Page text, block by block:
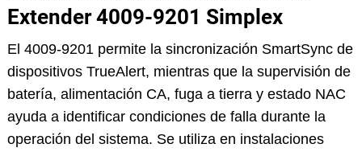
Extender 4009-9201 Simplex
El 4009-9201 permite la sincronización SmartSync de
dispositivos TrueAlert, mientras que la supervisión de
batería, alimentación CA, fuga a tierra y estado NAC
ayuda a identificar condiciones de falla durante la
operación del sistema. Se utiliza en instalaciones